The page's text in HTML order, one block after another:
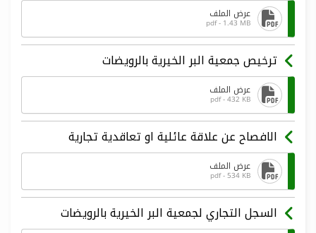
عرض الملف
pdf - 1.43 MB
ترخيص جمعية البر الخيرية بالرويضات
عرض الملف
pdf - 432 KB
الافصاح عن علاقة عائلية او تعاقدية تجارية
عرض الملف
pdf - 534 KB
السجل التجاري لجمعية البر الخيرية بالرويضات